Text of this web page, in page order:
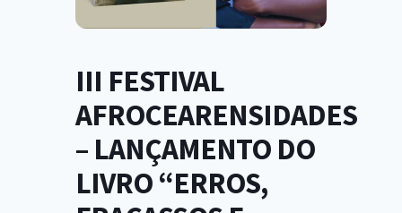
III FESTIVAL
AFROCEARENSIDADES
– LANÇAMENTO DO
LIVRO “ERROS,